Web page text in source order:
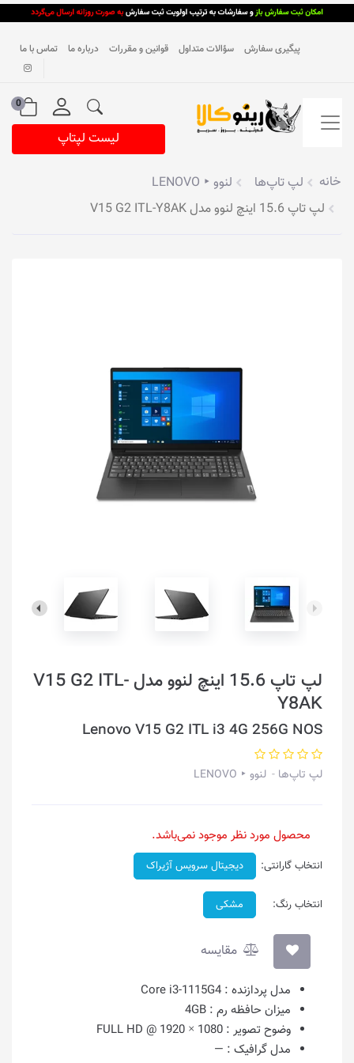
پیگیری سفارش سؤالات متداول قوانین و مقررات درباره ما تماس با ما
0
لیست لپتاپ
خانه لپ تاپ‌ها
لنوو ‣ LENOVO
لپ تاپ 15.6 اینچ لنوو مدل V15 G2 ITL-Y8AK
لپ تاپ 15.6 اینچ لنوو مدل V15 G2 ITL-
Y8AK
Lenovo V15 G2 ITL i3 4G 256G NOS
لپ تاپ‌ها لنوو ‣ LENOVO
محصول مورد نظر موجود نمی‌باشد.
انتخاب گارانتی: دیجیتال سرویس آژیراک
انتخاب رنگ: مشکی
مقایسه
مدل پردازنده : Core i3-1115G4
میزان حافظه رم : 4GB
وضوح تصویر : 1080 × 1920 @ FULL HD
مدل گرافیک : —